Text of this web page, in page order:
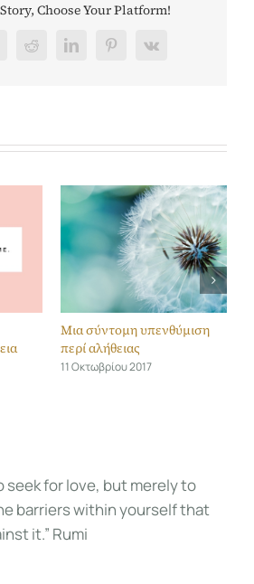
Choose Your Platform!
RedditLinkedInPinterest
Vk
αυτοαξία μου
2017
Η ανάπτυξη
seek for love, but merely to
barriers within yourself that
it.” Rumi